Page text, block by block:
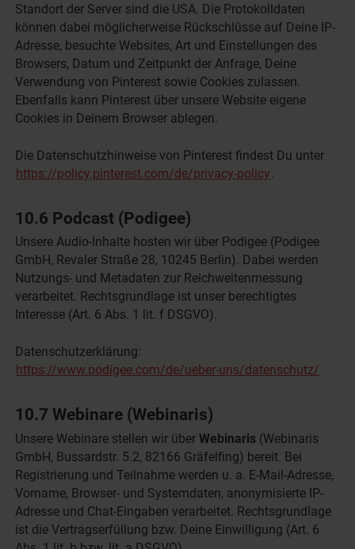
Standort der Server sind die USA. Die Protokolldaten
können dabei möglicherweise Rückschlüsse auf Deine IP-
Adresse, besuchte Websites, Art und Einstellungen des
Browsers, Datum und Zeitpunkt der Anfrage, Deine
Verwendung von Pinterest sowie Cookies zulassen.
Ebenfalls kann Pinterest über unsere Website eigene
Cookies in Deinem Browser ablegen.
Die Datenschutzhinweise von Pinterest findest Du unter
https://policy.pinterest.com/de/privacy-policy.
10.6 Podcast (Podigee)
Unsere Audio-Inhalte hosten wir über Podigee (Podigee
GmbH, Revaler Straße 28, 10245 Berlin). Dabei werden
Nutzungs- und Metadaten zur Reichweitenmessung
verarbeitet. Rechtsgrundlage ist unser berechtigtes
Interesse (Art. 6 Abs. 1 lit. f DSGVO).
Datenschutzerklärung:
https://www.podigee.com/de/ueber-uns/datenschutz/
10.7 Webinare (Webinaris)
Unsere Webinare stellen wir überWebinaris (Webinaris
GmbH, Bussardstr. 5.2, 82166 Gräfelfing) bereit. Bei
Registrierung und Teilnahme werden u. a. E-Mail-Adresse,
Vorname, Browser- und Systemdaten, anonymisierte IP-
Adresse und Chat-Eingaben verarbeitet. Rechtsgrundlage
ist die Vertragserfüllung bzw. Deine Einwilligung (Art. 6